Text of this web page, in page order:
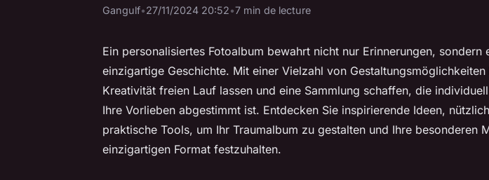
Gangulf•27/11/2024 20:52•7 min de lecture
Ein personalisiertes Fotoalbum bewahrt nicht nur Erinnerungen, sondern
einzigartige Geschichte. Mit einer Vielzahl von Gestaltungsmöglichkeiten
Kreativität freien Lauf lassen und eine Sammlung schaffen, die
Ihre Vorlieben abgestimmt ist. Entdecken Sie inspirierende Ideen,
praktische Tools, um Ihr Traumalbum zu gestalten und Ihre besonderen
einzigartigen Format festzuhalten.